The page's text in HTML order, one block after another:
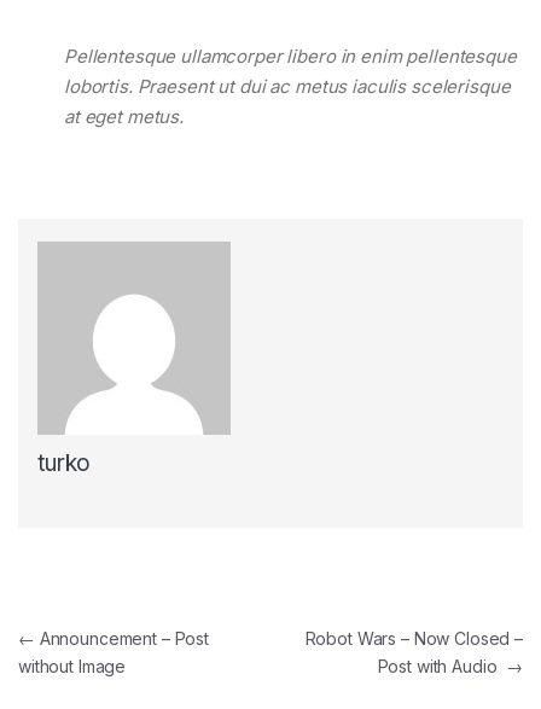
Pellentesque ullamcorper libero in enim pellentesque
lobortis. Praesent ut dui ac metus iaculis scelerisque
at eget metus.
turko
Navegación de entradas
← Announcement – Post
without Image
Robot Wars – Now Closed –
Post with Audio →